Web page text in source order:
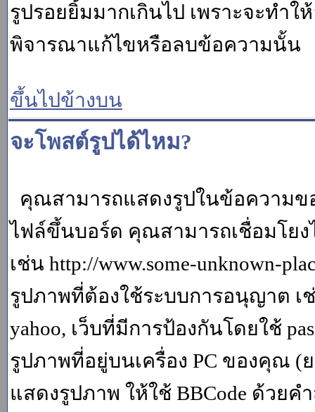
รูปรอยยิ้มมากเกินไป เพราะจะทำใ
พิจารณาแก้ไขหรือลบข้อความนั้น
ขึ้นไปข้างบน
จะโพสต์รูปได้ไหม?
คุณสามารถแสดงรูปในข้อความ
ไฟล์ขึ้นบอร์ด คุณสามารถเชื่อมโยง
เช่น http://www.some-unknown-
รูปภาพที่ต้องใช้ระบบการอนุญาต เ
yahoo, เว็บที่มีการป้องกันโดยใช้
รูปภาพที่อยู่บนเครื่อง PC ของคุณ (
แสดงรูปภาพ ให้ใช้ BBCode ด้วย